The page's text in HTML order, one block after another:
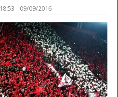
18:53 - 09/09/2016